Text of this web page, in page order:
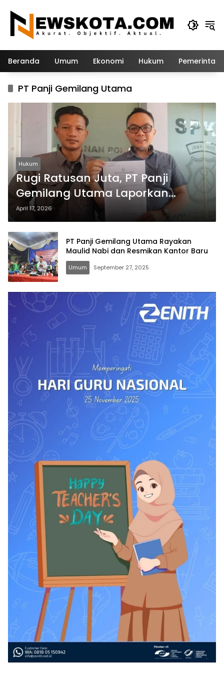
konten
Beranda Umum Ekonomi Hukum
PT Panji Gemilang Utama
Hukum
Rugi Ratusan Juta, PT Panji
Gemilang Utama Laporkan
Oknum Mengaku Media ke Polres
Gresik
April 17, 2026
PT Panji Gemilang Utama Rayakan
Maulid Nabi dan Resmikan Kantor Baru
Umum September 27, 2025